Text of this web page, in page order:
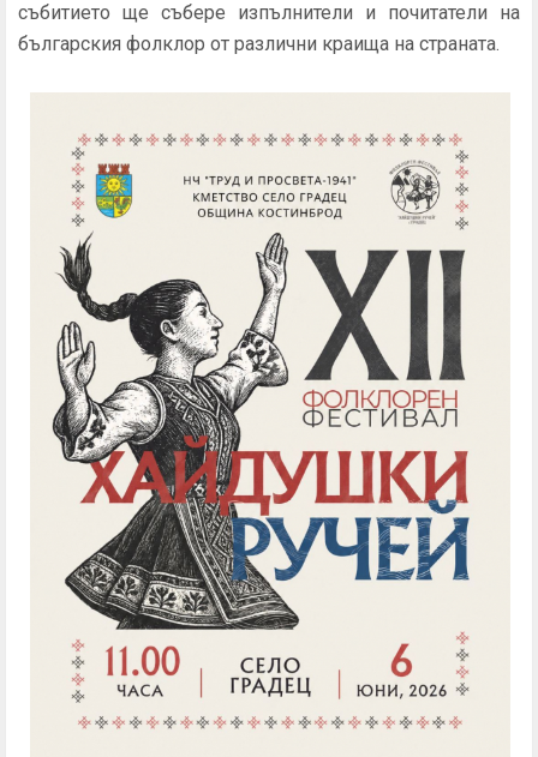
събитието ще събере изпълнители и почитатели на
българския фолклор от различни краища на страната.